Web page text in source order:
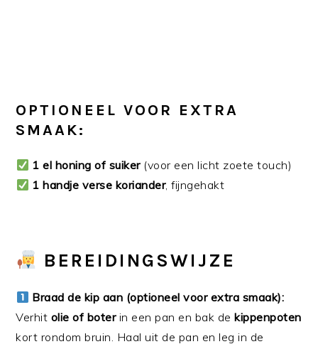
OPTIONEEL VOOR EXTRA
SMAAK:
1 el honing of suiker(voor een licht zoete touch)
1 handje verse koriander, fijngehakt
BEREIDINGSWIJZE
Braad de kip aan (optioneel voor extra smaak):
Verhit olie of boterin een pan en bak dekippenpoten
kort rondom bruin. Haal uit de pan en leg in de